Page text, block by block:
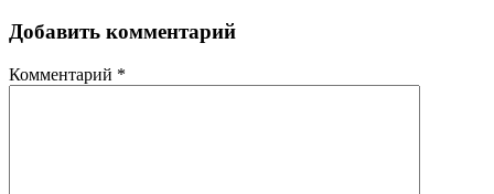
Добавить комментарий
Комментарий *